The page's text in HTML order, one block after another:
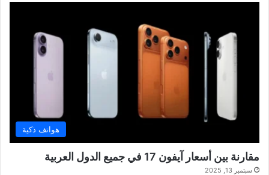
هواتف ذكية
مقارنة بين أسعار آيفون 17 في جميع الدول العربية
سبتمبر 13, 2025